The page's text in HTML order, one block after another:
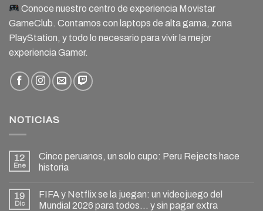
Conoce nuestro centro de experiencia Movistar
GameClub. Contamos con laptops de alta gama, zona
PlayStation, y todo lo necesario para vivir la mejor
experiencia Gamer.
NOTICIAS
12
Ene
Cinco peruanos, un solo cupo: Peru Rejects hace
historia
19
Dic
FIFA y Netflix se la juegan: un videojuego del
Mundial 2026 para todos… y sin pagar extra